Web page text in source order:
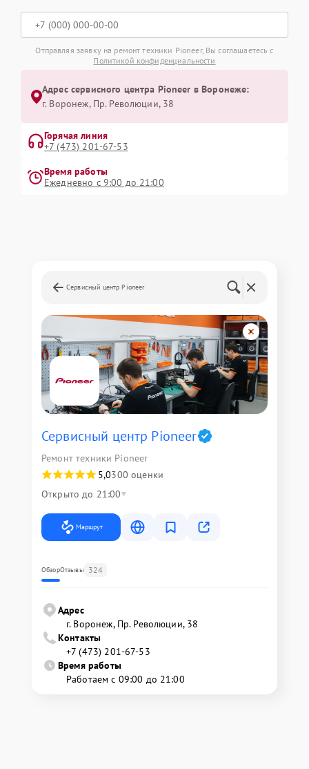
Отправляя заявку на ремонт техники Pioneer, Вы соглашаетесь с
Политикой конфиденциальности
Адрес сервисного центра Pioneer в Воронеже:
г. Воронеж, Пр. Революции, 38
Горячая линия
+7 (473) 201-67-53
Время работы
Ежедневно с 9:00 до 21:00
Сервисный центр Pioneer
Сервисный центр Pioneer
Ремонт техники Pioneer
5,0300 оценки
Открыто до 21:00
Маршрут
ОбзорОтзывы 324
Адрес
г. Воронеж, Пр. Революции, 38
Контакты
+7 (473) 201-67-53
Время работы
Работаем с 09:00 до 21:00